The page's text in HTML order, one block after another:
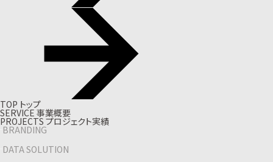
TOP トップ
SERVICE 事業概要
PROJECTS プロジェクト実績
BRANDING
DATA SOLUTION